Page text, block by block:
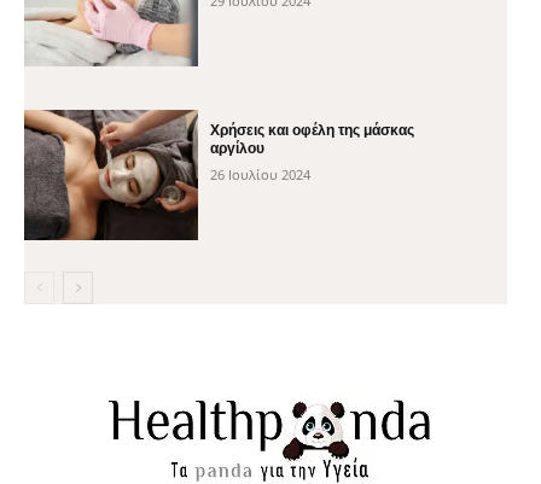
Χρήσεις και οφέλη της μάσκας
αργίλου
26 Ιουλίου 2024